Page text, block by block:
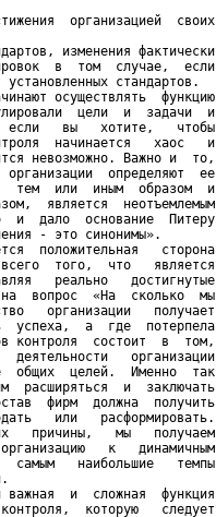
организацией  своих
изменения фактически
в  том  случае,  если
стандартов.
осуществлять  функцию
цели  и  задачи  и
если   вы   хотите,   чтобы
начинается   хаос   и
невозможно. Важно и  то,
определяют  ее
тем  или  иным  образом  и
является  неотъемлемым
и  дало  основание  Питеру
- это синонимы».
положительная   сторона
того,  что   является
реально   достигнутые
на  вопрос  «На  сколько  мы
организации   получает
успеха,  а  где  потерпела
контроля  состоит  в  том,
организации
общих  целей.  Именно  так
расширяться  и  заключать
фирм  должна  получить
или   расформировать.
причины,   мы   получаем
к   динамичным
самым   наибольшие   темпы
важная  и  сложная  функция
которую   следует